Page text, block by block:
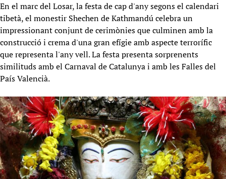
En el marc del Losar, la festa de cap d'any segons el calendari
tibetà, el monestir Shechen de Kathmandú celebra un
impressionant conjunt de cerimònies que culminen amb la
construcció i crema d'una gran efígie amb aspecte terrorífic
que representa l'any vell. La festa presenta sorprenents
similituds amb el Carnaval de Catalunya i amb les Falles del
País Valencià.